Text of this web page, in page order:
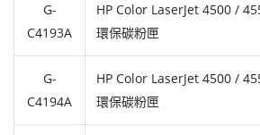
G-
C4193A
HP Color LaserJet 4500 /
環保碳粉匣
G-
C4194A
HP Color LaserJet 4500 /
環保碳粉匣